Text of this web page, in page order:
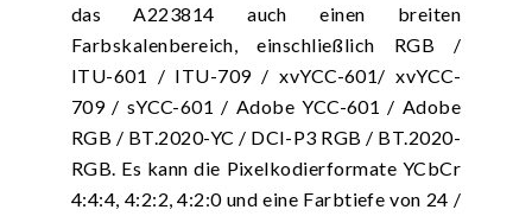
das A223814 auch einen breiten
Farbskalenbereich, einschließlich RGB /
ITU-601 / ITU-709 / xvYCC-601/ xvYCC-
709 / sYCC-601 / Adobe YCC-601 / Adobe
RGB / BT.2020-YC / DCI-P3 RGB / BT.2020-
RGB. Es kann die Pixelkodierformate YCbCr
4:4:4, 4:2:2, 4:2:0 und eine Farbtiefe von 24 /